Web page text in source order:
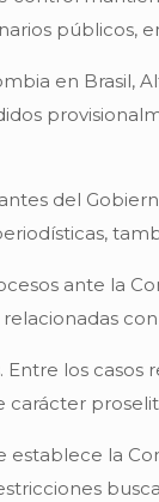
públicos,
en Brasil,
del
ante la
los
carácter
la